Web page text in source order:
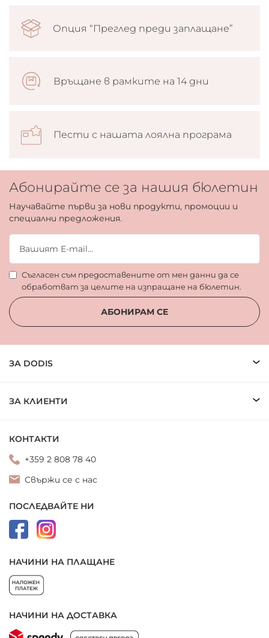
Опция “Преглед преди заплащане”
Връщане в рамките на 14 дни
Пести с нашата лоялна програма
Абонирайте се за нашия бюлетин
Научавайте първи за нови продукти, промоции и
специални предложения.
Съгласен съм предоставените от мен данни да се
обработват за целите на изпращане на бюлетин.
АБОНИРАМ СЕ
ЗА DODIS
ЗА КЛИЕНТИ
КОНТАКТИ
+359 2 808 78 40
Свържи се с нас
ПОСЛЕДВАЙТЕ НИ
НАЧИНИ НА ПЛАЩАНЕ
НАЧИНИ НА ДОСТАВКА